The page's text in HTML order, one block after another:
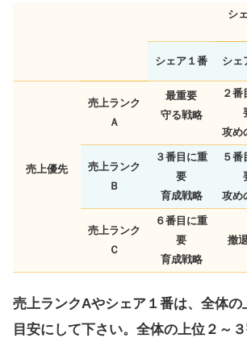
シ
シェア１番 シェ
売上優先
売上ランク
Ａ
最重要
守る戦略
２番
攻め
売上ランク
Ｂ
３番目に重
要
育成戦略
５番
攻め
売上ランク
Ｃ
６番目に重
要
育成戦略
撤
売上ランクAやシェア１番は、全体の
目安にして下さい。全体の上位２～